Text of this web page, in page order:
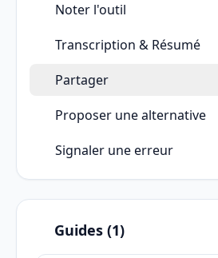
Noter l'outil
Transcription & Résumé
Partager
Proposer une alternative
Signaler une erreur
Guides (1)